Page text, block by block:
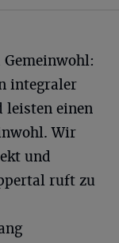
integraler
leisten einen
Wir
und
ruft zu